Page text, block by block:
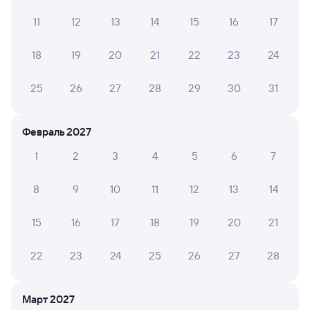
10 Татьяна Б.
Аккуратно, чисто, удобно
22 июля 2026 • Поезд 302М
нечем, люди открывали купе, но это не помогало.
закончилась бумага для рук. Услуга попутчик не
10 Сария Ш.
отзывчивые,всегда есть горячая вода. Туалеты
11 12 13 14 15 16 17
18 19 20 21 22 23 24
25 26 27 28 29 30 31
Февраль 2027
1
2 3 4 5 6 7
8 9 10 11 12 13 14
15 16 17 18 19 20 21
22 23 24 25 26 27 28
Март 2027